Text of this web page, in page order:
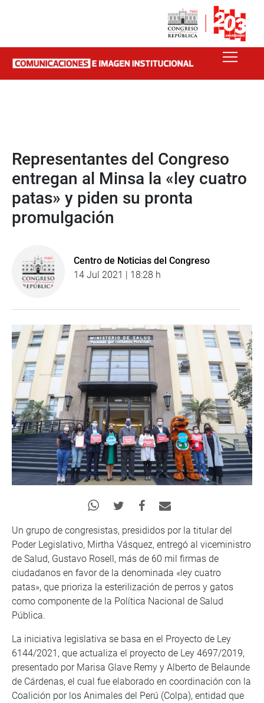
Representantes del Congreso
entregan al Minsa la «ley cuatro
patas» y piden su pronta
promulgación
Centro de Noticias del Congreso
14 Jul 2021 | 18:28 h
Un grupo de congresistas, presididos por la titular del
Poder Legislativo, Mirtha Vásquez, entregó al viceministro
de Salud, Gustavo Rosell, más de 60 mil firmas de
ciudadanos en favor de la denominada «ley cuatro
patas», que prioriza la esterilización de perros y gatos
como componente de la Política Nacional de Salud
Pública.
La iniciativa legislativa se basa en el Proyecto de Ley
6144/2021, que actualiza el proyecto de Ley 4697/2019,
presentado por Marisa Glave Remy y Alberto de Belaunde
de Cárdenas, el cual fue elaborado en coordinación con la
Coalición por los Animales del Perú (Colpa), entidad que